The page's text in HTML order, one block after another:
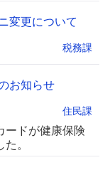
変更について
税務課
お知らせ
住民課
ードが健康保険
。